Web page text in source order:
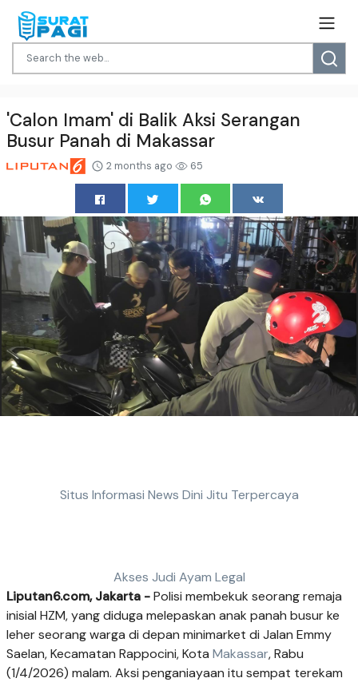
'Calon Imam' di Balik Aksi Serangan
Busur Panah di Makassar
2 months ago 65
Situs Informasi News Dini Jitu Terpercaya
Akses Judi Ayam Legal
Liputan6.com, Jakarta -Polisi membekuk seorang remaja
inisial HZM, yang diduga melepaskan anak panah busur ke
leher seorang warga di depan minimarket di Jalan Emmy
Saelan, Kecamatan Rappocini, Kota Makassar, Rabu
(1/4/2026) malam. Aksi penganiayaan itu sempat terekam